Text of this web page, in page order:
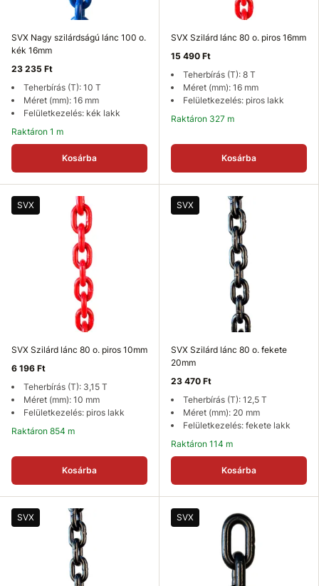
SVX Nagy szilárdságú lánc 100 o.
kék 16mm
23 235 Ft
Teherbírás (T): 10 T
Méret (mm): 16 mm
Felületkezelés: kék lakk
Raktáron 1 m
Kosárba
SVX Szilárd lánc 80 o. piros 16mm
15 490 Ft
Teherbírás (T): 8 T
Méret (mm): 16 mm
Felületkezelés: piros lakk
Raktáron 327 m
Kosárba
SVX
SVX Szilárd lánc 80 o. piros 10mm
6 196 Ft
Teherbírás (T): 3,15 T
Méret (mm): 10 mm
Felületkezelés: piros lakk
Raktáron 854 m
Kosárba
SVX
SVX Szilárd lánc 80 o. fekete
20mm
23 470 Ft
Teherbírás (T): 12,5 T
Méret (mm): 20 mm
Felületkezelés: fekete lakk
Raktáron 114 m
Kosárba
SVX SVX